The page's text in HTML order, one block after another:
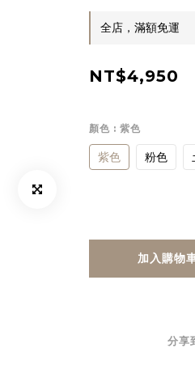
全店，滿額免運
NT$4,950
顏色 : 紫色
紫色 粉色
加入購物
分享